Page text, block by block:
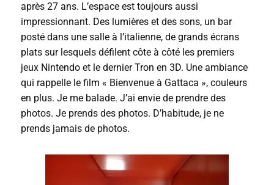
après 27 ans. L’espace est toujours aussi
impressionnant. Des lumières et des sons, un bar
posté dans une salle à l’italienne, de grands écrans
plats sur lesquels défilent côte à côté les premiers
jeux Nintendo et le dernier Tron en 3D. Une ambiance
qui rappelle le film « Bienvenue à Gattaca », couleurs
en plus. Je me balade. J’ai envie de prendre des
photos. Je prends des photos. D’habitude, je ne
prends jamais de photos.